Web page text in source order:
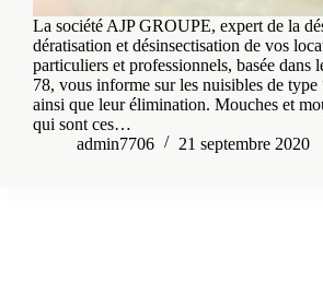
La société AJP GROUPE, expert de la
dératisation et désinsectisation de vos
particuliers et professionnels, basée dans
78, vous informe sur les nuisibles de type
ainsi que leur élimination. Mouches et
qui sont ces…
admin7706
21 septembre 2020